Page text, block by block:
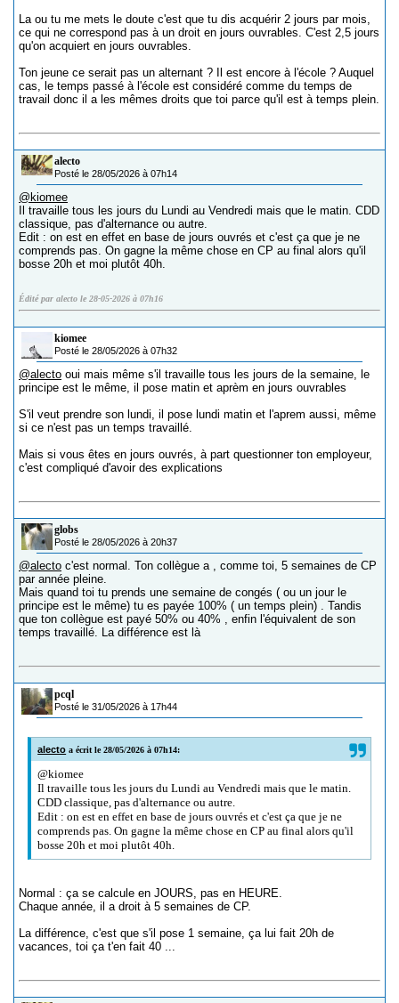
La ou tu me mets le doute c'est que tu dis acquérir 2 jours par mois,
ce qui ne correspond pas à un droit en jours ouvrables. C'est 2,5 jours
qu'on acquiert en jours ouvrables.
Ton jeune ce serait pas un alternant ? Il est encore à l'école ? Auquel
cas, le temps passé à l'école est considéré comme du temps de
travail donc il a les mêmes droits que toi parce qu'il est à temps plein.
alecto
Posté le 28/05/2026 à 07h14
@kiomee
Il travaille tous les jours du Lundi au Vendredi mais que le matin. CDD
classique, pas d'alternance ou autre.
Edit : on est en effet en base de jours ouvrés et c'est ça que je ne
comprends pas. On gagne la même chose en CP au final alors qu'il
bosse 20h et moi plutôt 40h.
Édité par alecto le 28-05-2026 à 07h16
kiomee
Posté le 28/05/2026 à 07h32
@alecto oui mais même s'il travaille tous les jours de la semaine, le
principe est le même, il pose matin et aprèm en jours ouvrables
S'il veut prendre son lundi, il pose lundi matin et l'aprem aussi, même
si ce n'est pas un temps travaillé.
Mais si vous êtes en jours ouvrés, à part questionner ton employeur,
c'est compliqué d'avoir des explications
globs
Posté le 28/05/2026 à 20h37
@alecto c'est normal. Ton collègue a , comme toi, 5 semaines de CP
par année pleine.
Mais quand toi tu prends une semaine de congés ( ou un jour le
principe est le même) tu es payée 100% ( un temps plein) . Tandis
que ton collègue est payé 50% ou 40% , enfin l'équivalent de son
temps travaillé. La différence est là
pcql
Posté le 31/05/2026 à 17h44
alecto a écrit le 28/05/2026 à 07h14:
@kiomee
Il travaille tous les jours du Lundi au Vendredi mais que le matin.
CDD classique, pas d'alternance ou autre.
Edit : on est en effet en base de jours ouvrés et c'est ça que je ne
comprends pas. On gagne la même chose en CP au final alors qu'il
bosse 20h et moi plutôt 40h.
Normal : ça se calcule en JOURS, pas en HEURE.
Chaque année, il a droit à 5 semaines de CP.
La différence, c'est que s'il pose 1 semaine, ça lui fait 20h de
vacances, toi ça t'en fait 40 ...